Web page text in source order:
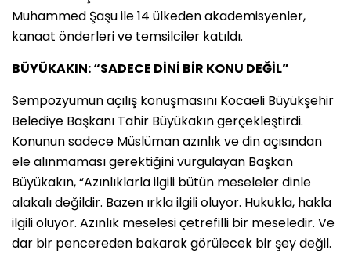
Muhammed Şaşu ile 14 ülkeden akademisyenler,
kanaat önderleri ve temsilciler katıldı.
BÜYÜKAKIN: “SADECE DİNİ BİR KONU DEĞİL”
Sempozyumun açılış konuşmasını Kocaeli Büyükşehir
Belediye Başkanı Tahir Büyükakın gerçekleştirdi.
Konunun sadece Müslüman azınlık ve din açısından
ele alınmaması gerektiğini vurgulayan Başkan
Büyükakın, “Azınlıklarla ilgili bütün meseleler dinle
alakalı değildir. Bazen ırkla ilgili oluyor. Hukukla, hakla
ilgili oluyor. Azınlık meselesi çetrefilli bir meseledir. Ve
dar bir pencereden bakarak görülecek bir şey değil.